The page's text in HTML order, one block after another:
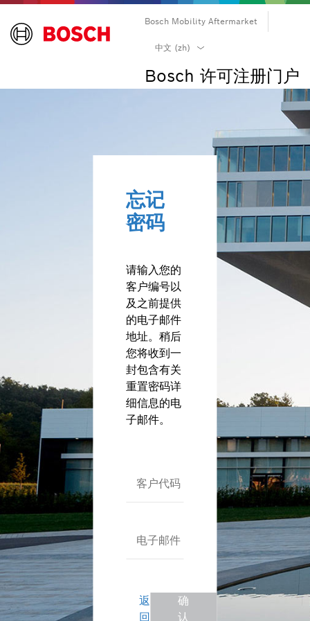
Bosch Mobility Aftermarket
中文 (zh)
dansk (da)
Deutsch (de)
English (en)
español (es)
suomi (fi)
français (fr)
hrvatski (hr)
magyar (hu)
italiano (it)
日本語 (ja)
română (ro)
русский (ru)
Türkçe (tr)
中文 (zh)
Bosch 许可注册门户
忘记
密码
请输入您的
客户编号以
及之前提供
的电子邮件
地址。稍后
您将收到一
封包含有关
重置密码详
细信息的电
子邮件。
客户代码
电子邮件
返
回
确
认